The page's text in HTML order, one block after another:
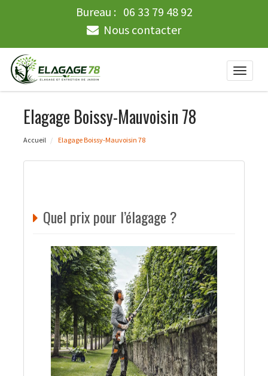
Bureau : 06 33 79 48 92
Nous contacter
Toggle
Elagage Boissy-Mauvoisin 78
Accueil Elagage Boissy-Mauvoisin 78
Quel prix pour l’élagage ?